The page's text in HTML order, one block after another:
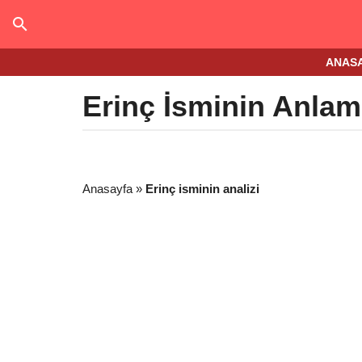
Erinç İsminin
Anasayfa » Erinç isminin analizi